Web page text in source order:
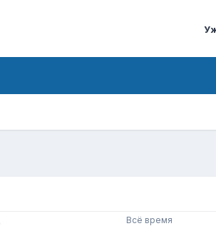
Всё время